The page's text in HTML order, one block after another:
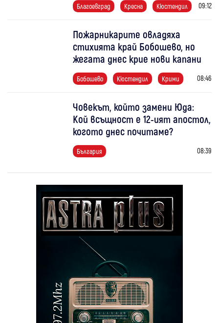
Благоевград Кресна Кюстендил 09:12
Пожарникарите овладяха
стихията край Бобошево, но
жегата днес крие нови капани
Бобошево Кюстендил Крими 08:46
Човекът, който замени Юда:
Кой всъщност е 12-ият апостол,
когото днес почитаме?
България 08:39